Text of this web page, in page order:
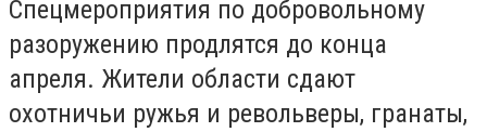
Спецмероприятия по добровольному
разоружению продлятся до конца
апреля. Жители области сдают
охотничьи ружья и револьверы, гранаты,